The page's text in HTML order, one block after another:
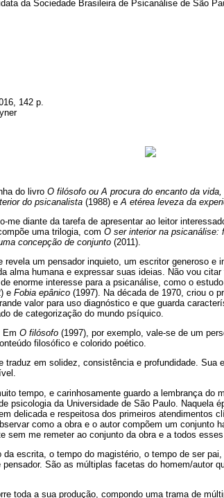
da Sociedade Brasileira de Psicanálise de São
142 p.
do livro O filósofo ou A procura do encanto da vida,
do psicanalista (1988) e A etérea leveza da
me diante da tarefa de apresentar ao leitor
uma trilogia, com O ser interior na psicanálise:
concepção de conjunto (2011).
revela um pensador inquieto, um escritor generoso e
alma humana e expressar suas ideias. Não vou
enorme interesse para a psicanálise, como o
e Fobia epânico (1997). Na década de 1970, criou o
valor para uso diagnóstico e que guarda
de categorização do mundo psíquico.
Em O filósofo (1997), por exemplo, vale-se de um
filosófico e colorido poético.
traduz em solidez, consistência e profundidade. Sua
tempo, e carinhosamente guardo a lembrança do
psicologia da Universidade de São Paulo. Naquela
delicada e respeitosa dos primeiros atendimentos
como a obra e o autor compõem um conjunto
sem me remeter ao conjunto da obra e a todos
escrita, o tempo do magistério, o tempo de ser
São as múltiplas facetas do homem/autor
toda a sua produção, compondo uma trama de